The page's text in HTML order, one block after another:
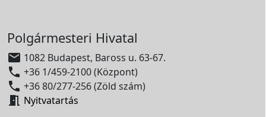
Polgármesteri Hivatal
 1082 Budapest, Baross u. 63-67.
 +36 1/459-2100 (Központ)
 +36 80/277-256 (Zöld szám)
 Nyitvatartás